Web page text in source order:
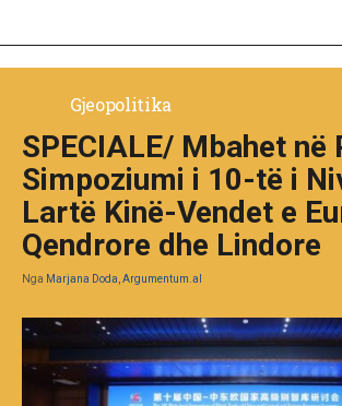
Gjeopolitika
SPECIALE/ Mbahet në
Simpoziumi i 10-të i
Lartë Kinë-Vendet e
Qendrore dhe Lindore
Nga Marjana Doda, Argumentum.al